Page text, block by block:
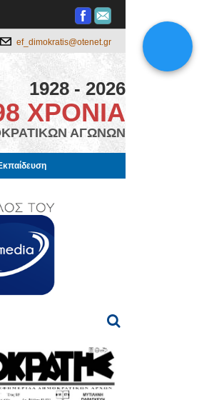
ef_dimokratis@otenet.gr
1928 - 2026
ΧΡΟΝΙΑ
ΑΓΩΝΩΝ